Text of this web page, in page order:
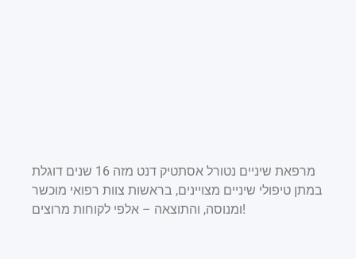
מרפאת שיניים נטורל אסתטיק דנט מזה 16 שנים דוגלת
במתן טיפולי שיניים מצויינים, בראשות צוות רפואי מוכשר
ומנוסה, והתוצאה – אלפי לקוחות מרוצים!